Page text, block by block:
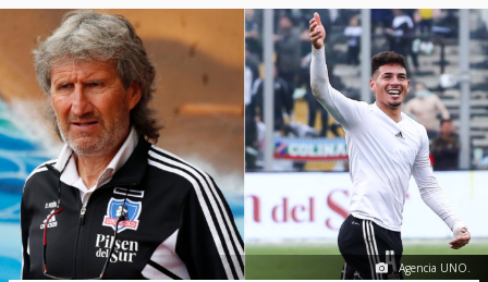
Agencia UNO.